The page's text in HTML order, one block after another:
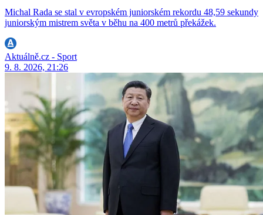
Michal Rada se stal v evropském juniorském rekordu 48,59 sekundy
juniorským mistrem světa v běhu na 400 metrů překážek.
Aktuálně.cz - Sport
9. 8. 2026, 21:26